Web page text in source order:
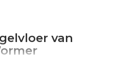
van